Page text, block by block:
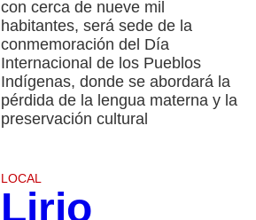
con cerca de nueve mil
habitantes, será sede de la
conmemoración del Día
Internacional de los Pueblos
Indígenas, donde se abordará la
pérdida de la lengua materna y la
preservación cultural
LOCAL
Lirio